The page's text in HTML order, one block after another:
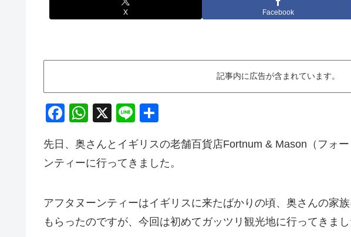
X Facebook
記事内に広告が含まれています。
F
c
e
o
o
W
at
s
p
p
X
Li
e
先日、奥さんとイギリスの老舗百貨店Fortnum & Mason（フォ
ンティーに行ってきました。
アフタヌーンティーはイギリスに来たばかりの頃、奥さんの家
もらったのですが、今回は初めてガッツリ観光地に行ってきまし